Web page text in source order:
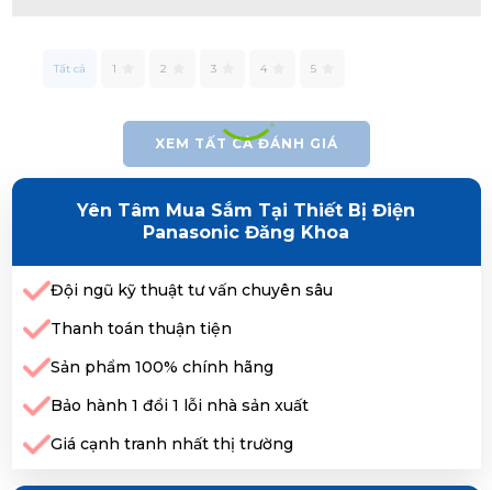
Tất cả 1 2 3 4 5
XEM TẤT CẢ ĐÁNH GIÁ
Yên Tâm Mua Sắm Tại Thiết Bị Điện
Panasonic Đăng Khoa
Đội ngũ kỹ thuật tư vấn chuyên sâu
Thanh toán thuận tiện
Sản phẩm 100% chính hãng
Bảo hành 1 đổi 1 lỗi nhà sản xuất
Giá cạnh tranh nhất thị trường